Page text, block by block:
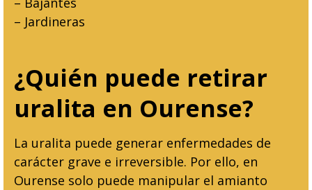
– Jardineras
¿Quién puede retirar
uralita en Ourense?
La uralita puede generar enfermedades de
carácter grave e irreversible. Por ello, en
Ourense solo puede manipular el amianto